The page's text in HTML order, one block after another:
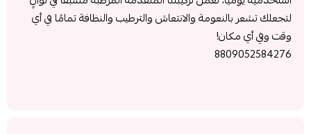
لتجعلك تشعر بالنعومة والانتعاش والترطيب والنظافة تمامًا في أي
وقت وفي أي مكان!
8809052584276